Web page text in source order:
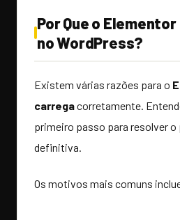
Por Que o
no WordPress?
Existem várias razões para o
carregacorretamente.
primeiro passo para resolver o
definitiva.
Os motivos mais comuns